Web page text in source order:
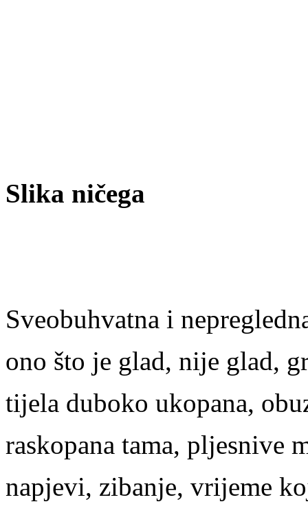
Slika ničega
Sveobuhvatna i
ono što je glad, nije glad,
tijela duboko ukopana,
raskopana tama, pljesnive
napjevi, zibanje, vrijeme